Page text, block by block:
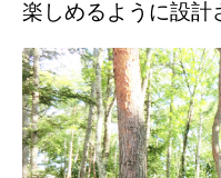
楽しめるように設計